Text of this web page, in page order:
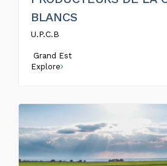
BLANCS
U.P.C.B
Grand Est
Explore